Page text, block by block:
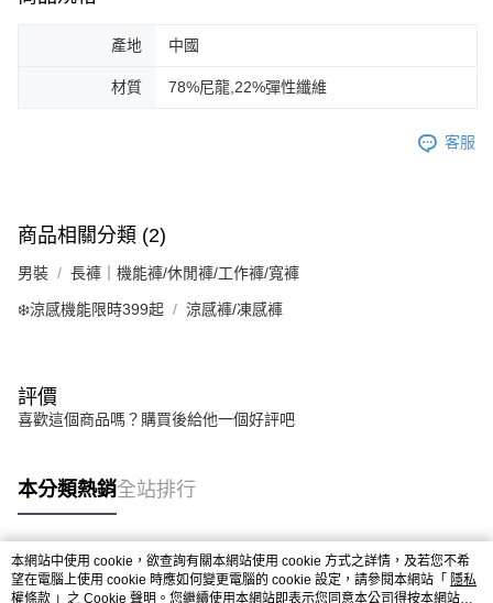
產地 中國
材質 78%尼龍,22%彈性纖維
客服
商品相關分類 (2)
男裝 長褲｜機能褲/休閒褲/工作褲/寬褲
❄️涼感機能限時399起 涼感褲/凍感褲
評價
喜歡這個商品嗎？購買後給他一個好評吧
本分類熱銷全站排行
熱門標籤
本網站中使用 cookie，欲查詢有關本網站使用 cookie 方式之詳情，及若您不希
望在電腦上使用 cookie 時應如何變更電腦的 cookie 設定，請參閱本網站「 隱私
權條款 」之 Cookie 聲明。您繼續使用本網站即表示您同意本公司得按本網站使